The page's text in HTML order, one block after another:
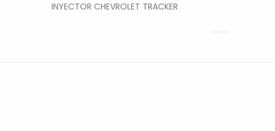
INYECTOR CHEVROLET TRACKER